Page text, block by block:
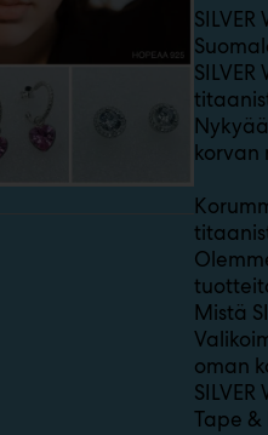
m
ä
:
SILVER
korvan
Mistä
oman
SILVER
Tape &